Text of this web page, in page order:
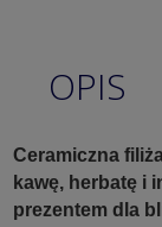
OPIS
Ceramiczna
kawę, herbatę i
prezentem dla